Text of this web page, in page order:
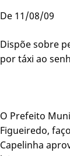
De 11/08/09
Dispõe sobre
por táxi ao
O Prefeito
Figueiredo,
Capelinha